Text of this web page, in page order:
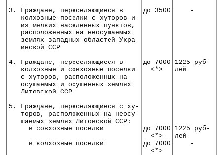
│3. Граждане, переселяющиеся в    │до 3500│    -
│   колхозные поселки с хуторов и │       │
│   из мелких населенных пунктов, │       │
│   расположенных на неосушаемых  │       │
│   землях западных областей Укра-│       │
│   инской ССР                    │       │
│4. Граждане, переселяющиеся в    │до 7000│1225
│   колхозные и совхозные поселки │  <*>  │лей
│   с хуторов, расположенных на   │       │
│   осушаемых и осушенных землях  │       │
│   Литовской ССР                 │       │
│5. Граждане, переселяющиеся с ху-│       │
│   торов, расположенных на неосу-│       │
│   шаемых землях Литовской ССР:  │       │
│     в совхозные поселки         │до 7000│1225
│                                 │  <*>  │лей
│     в колхозные поселки         │до 7000│    -
│                                 │  <*>  │